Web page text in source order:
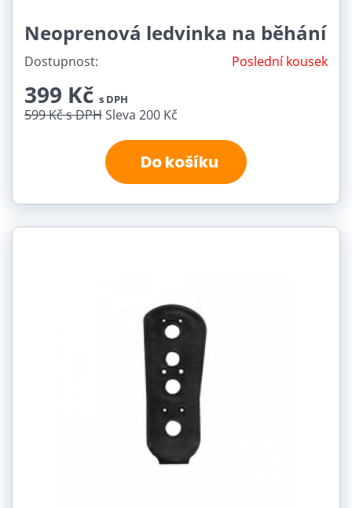
Neoprenová ledvinka na běhání
Dostupnost: Poslední kousek
399 Kč s DPH
599 Kčs DPHSleva 200 Kč
Do košíku